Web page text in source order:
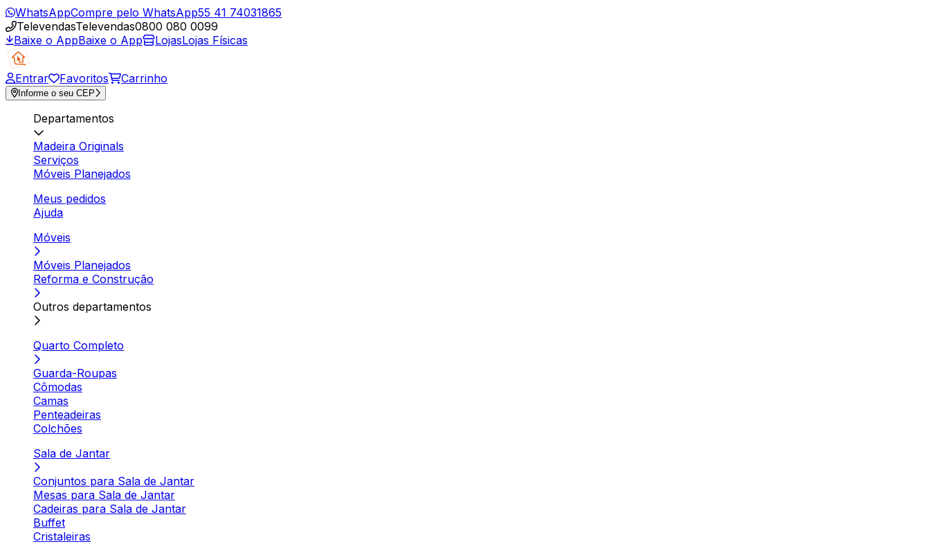
WhatsAppCompre pelo WhatsApp55 41 74031865
TelevendasTelevendas0800 080 0099
Baixe o AppBaixe o App LojasLojas Físicas
Entrar Favoritos Carrinho
Informe o seu CEP
Departamentos
Madeira Originals
Serviços
Móveis Planejados
Meus pedidos
Ajuda
Móveis
Móveis Planejados
Reforma e Construção
Outros departamentos
Quarto Completo
Guarda-Roupas
Cômodas
Camas
Penteadeiras
Colchões
Sala de Jantar
Conjuntos para Sala de Jantar
Mesas para Sala de Jantar
Cadeiras para Sala de Jantar
Buffet
Cristaleiras